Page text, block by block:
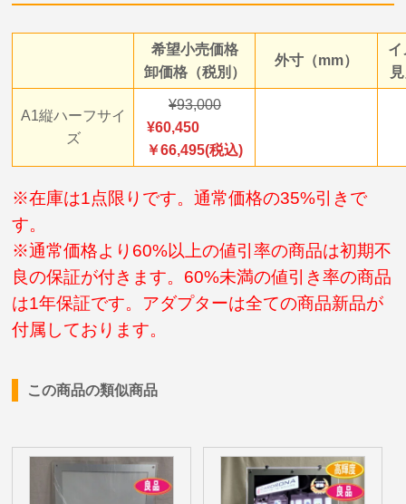
希望小売価格
卸価格（税別）
外寸（mm）
イ
A1縦ハーフサイ
ズ
93,000
60,450
￥66,495(税込)
※在庫は1点限りです。通常価格の35%引きで
す。
※通常価格より60%以上の値引率の商品は初期不
良の保証が付きます。60%未満の値引き率の商品
は1年保証です。アダプターは全ての商品新品が
付属しております。
この商品の類似商品